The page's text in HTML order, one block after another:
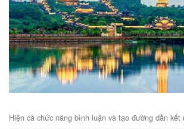
Hiện cả chức năng bình luận và tạo đường dẫn kết